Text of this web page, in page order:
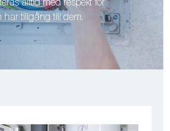
har tillgång till dem.